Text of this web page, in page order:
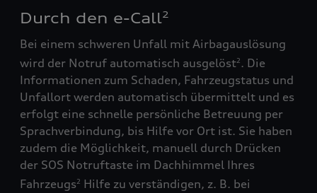
Durch den e-Call2
Bei einem schweren Unfall mit Airbagauslösung
wird der Notruf automatisch ausgelöst2 . Die
Informationen zum Schaden, Fahrzeugstatus und
Unfallort werden automatisch übermittelt und es
erfolgt eine schnelle persönliche Betreuung per
Sprachverbindung, bis Hilfe vor Ort ist. Sie haben
zudem die Möglichkeit, manuell durch Drücken
der SOS Notruftaste im Dachhimmel Ihres
Fahrzeugs2 Hilfe zu verständigen, z. B. bei